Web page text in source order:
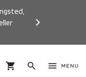
shopping_cart search menu MENU